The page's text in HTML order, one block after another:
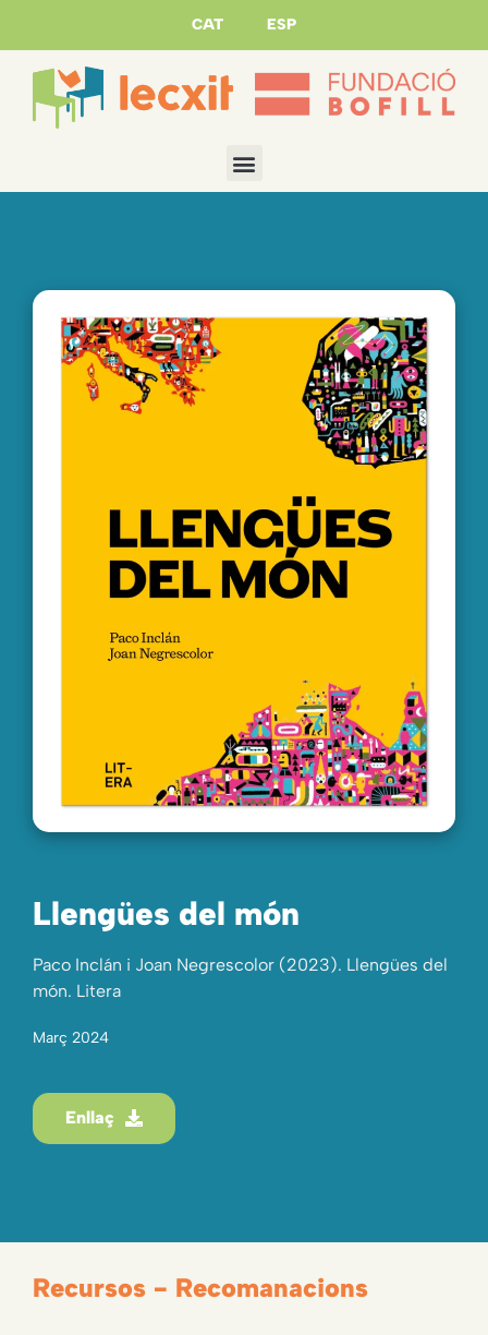
CAT ESP
Llengües del món
Paco Inclán i Joan Negrescolor (2023). Llengües del
món. Litera
Març 2024
Enllaç
Recursos - Recomanacions